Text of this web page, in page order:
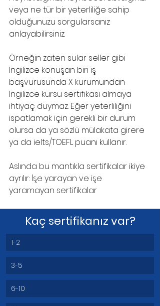
veya ne tür bir yeterliliğe sahip
olduğunuzu sorgularsanız
anlayabilirsiniz.
Örneğin zaten sular seller gibi
İngilizce konuşan biri iş
başvurusunda X kurumundan
İngilizce kursu sertifikası almaya
ihtiyaç duymaz. Eğer yeterliliğini
ispatlamak için gerekli bir durum
olursa da ya sözlü mülakata girere
ya da ielts/TOEFL puanı kullanır.
Aslında bu mantıkla sertifikalar ikiye
ayrılır: İşe yarayan ve işe
yaramayan sertifikalar
Kaç sertifikanız var?
1-2
3-5
6-10